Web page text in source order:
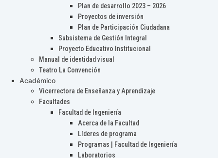
Plan de desarrollo 2023 – 2026
Proyectos de inversión
Plan de Participación Ciudadana
Subsistema de Gestión Integral
Proyecto Educativo Institucional
Manual de identidad visual
Teatro La Convención
Académico
Vicerrectora de Enseñanza y Aprendizaje
Facultades
Facultad de Ingeniería
Acerca de la Facultad
Líderes de programa
Programas | Facultad de Ingeniería
Laboratorios